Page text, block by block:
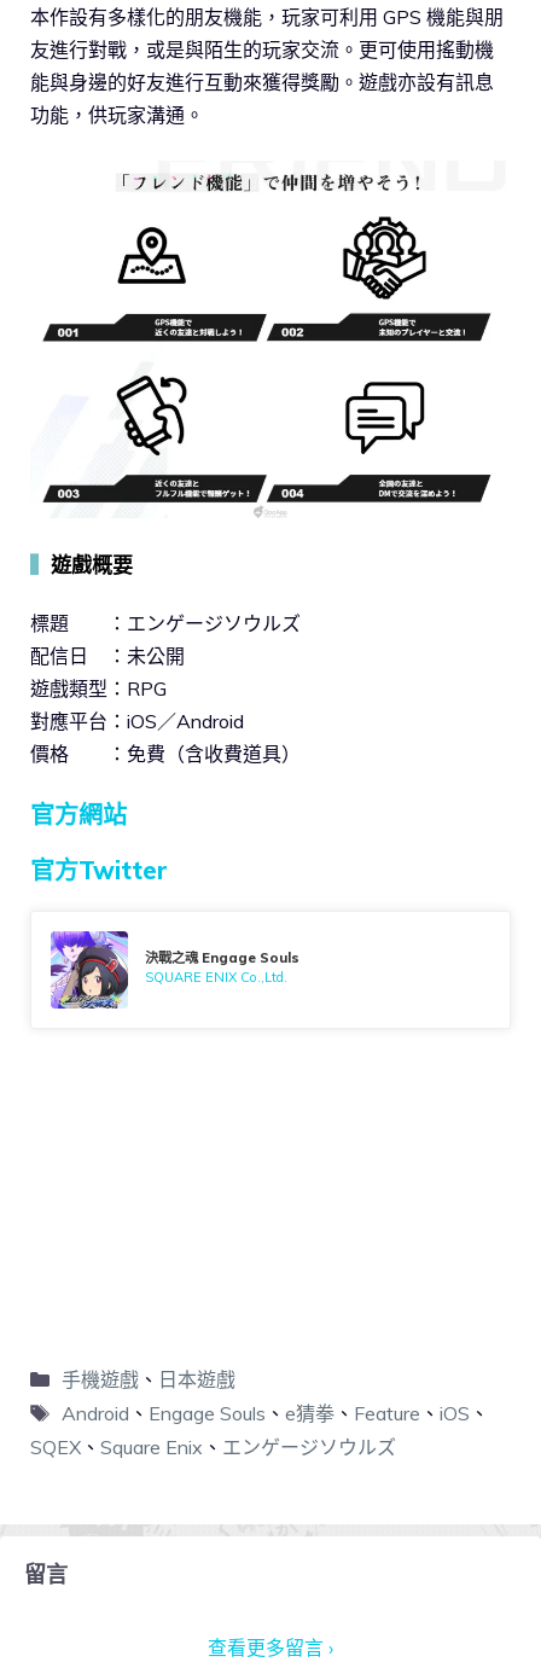
本作設有多樣化的朋友機能，玩家可利用 GPS 機能與朋
友進行對戰，或是與陌生的玩家交流。更可使用搖動機
能與身邊的好友進行互動來獲得獎勵。遊戲亦設有訊息
功能，供玩家溝通。
遊戲概要
標題 ：エンゲージソウルズ
配信日 ：未公開
遊戲類型：RPG
對應平台：iOS／Android
價格 ：免費（含收費道具）
官方網站
官方Twitter
決戰之魂 Engage Souls
SQUARE ENIX Co.,Ltd.
手機遊戲、 日本遊戲
Android 、 Engage Souls 、 e猜拳、 Feature 、 iOS 、
SQEX 、 Square Enix 、 エンゲージソウルズ
留言
查看更多留言 ›